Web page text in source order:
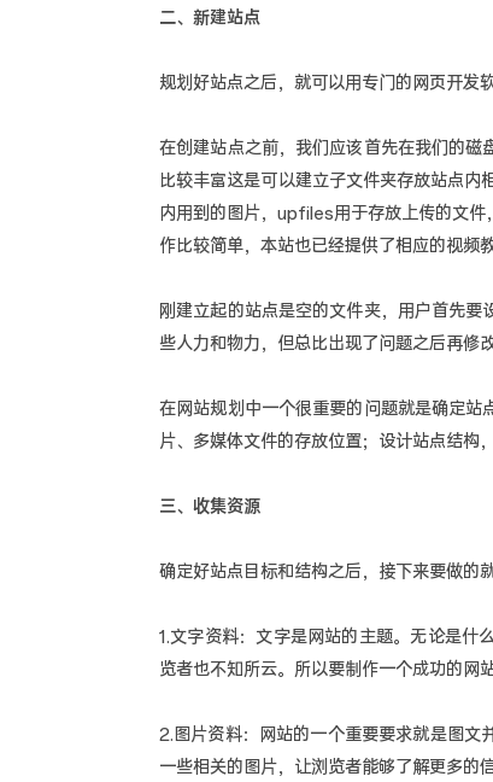
二、新建站点
规划好站点之后，就可以用专门的网页开发
在创建站点之前，我们应该首先在我们的
比较丰富这是可以建立子文件夹存放站点
内用到的图片，upfiles用于存放上传的文
作比较简单，本站也已经提供了相应的视频
刚建立起的站点是空的文件夹，用户首先
些人力和物力，但总比出现了问题之后再修
在网站规划中一个很重要的问题就是确定站
片、多媒体文件的存放位置；设计站点结构
三、收集资源
确定好站点目标和结构之后，接下来要做的
1.文字资料：文字是网站的主题。无论是什
览者也不知所云。所以要制作一个成功的网
2.图片资料：网站的一个重要要求就是图文
一些相关的图片，让浏览者能够了解更多的